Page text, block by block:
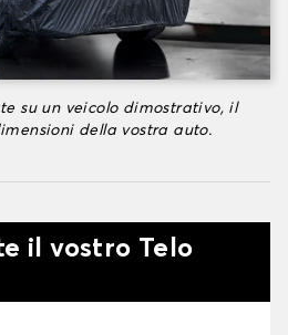
su un veicolo dimostrativo, il
della vostra auto.
il vostro Telo